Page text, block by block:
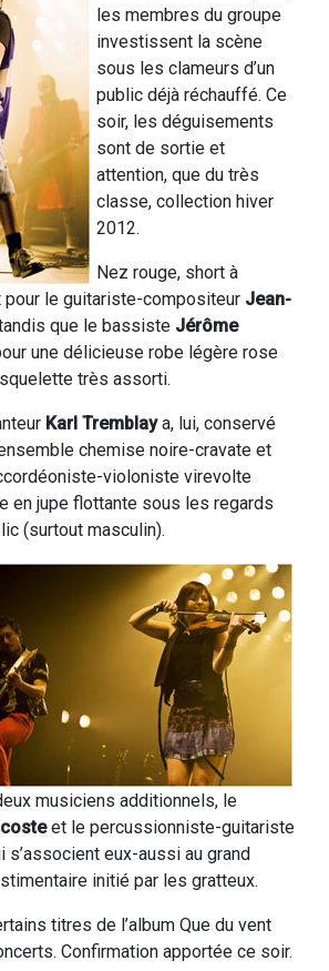
les membres du groupe
investissent la scène
sous les clameurs d’un
public déjà réchauffé. Ce
soir, les déguisements
sont de sortie et
attention, que du très
classe, collection hiver
2012.
Nez rouge, short à
le guitariste-compositeur Jean-
que le bassiste Jérôme
une délicieuse robe légère rose
très assorti.
Karl Tremblaya, lui, conservé
chemise noire-cravate et
violoniste virevolte
en jupe flottante sous les regards
(surtout masculin).
musiciens additionnels, le
et le percussionniste-guitariste
s’associent eux-aussi au grand
initié par les gratteux.
titres de l’album Que du vent
Confirmation apportée ce soir.